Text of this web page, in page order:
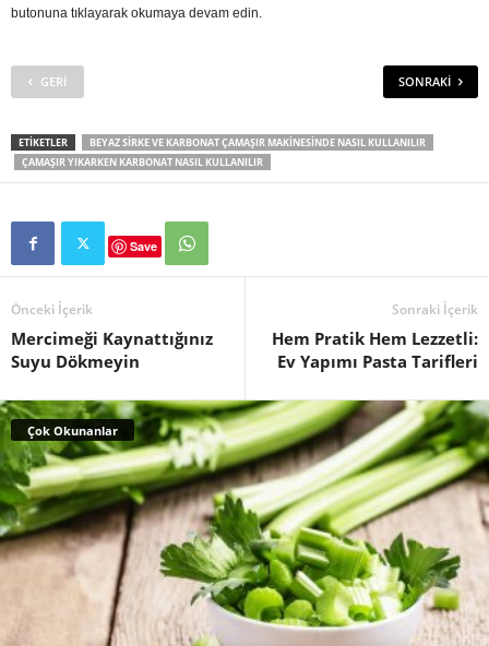
butonuna tıklayarak okumaya devam edin.
GERI SONRAKI
ETIKETLER
BEYAZ SIRKE VE KARBONAT ÇAMAŞIR MAKINESINDE NASIL KULLANILIR
ÇAMAŞIR YIKARKEN KARBONAT NASIL KULLANILIR
Save
Önceki İçerik
Mercimeği Kaynattığınız
Suyu Dökmeyin
Sonraki İçerik
Hem Pratik Hem Lezzetli:
Ev Yapımı Pasta Tarifleri
Çok Okunanlar